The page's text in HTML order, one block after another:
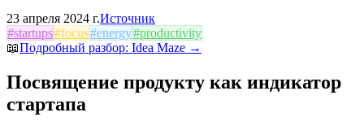
23 апреля 2024 г.Источник
#startups#focus#energy#productivity
📖Подробный разбор: Idea Maze →
Посвящение продукту как индикатор
стартапа